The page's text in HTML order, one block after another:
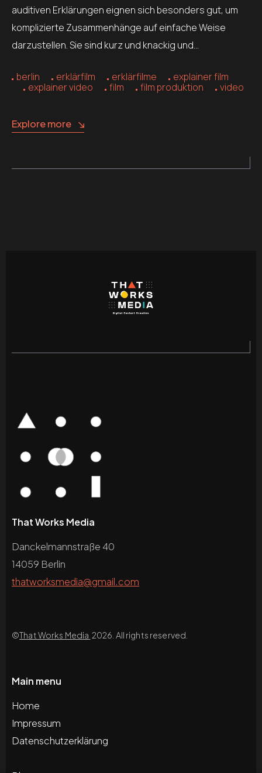
auditiven Erklärungen eignen sich besonders gut, um
komplizierte Zusammenhänge auf einfache Weise
darzustellen. Sie sind kurz und knackig und…
berlin erklärfilm erklärfilme
explainer film
explainer video
film film produktion video
Explore more
That Works Media
Danckelmannstraße 40
14059 Berlin
thatworksmedia@gmail.com
©That Works Media 2026. All rights reserved.
Main menu
Home
Impressum
Datenschutzerklärung